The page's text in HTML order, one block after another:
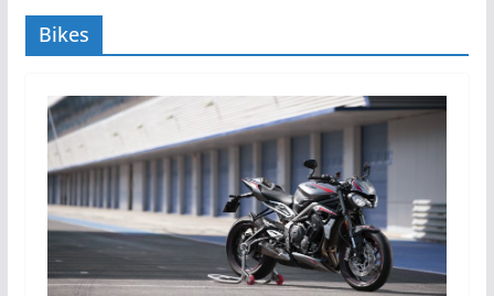
Bikes